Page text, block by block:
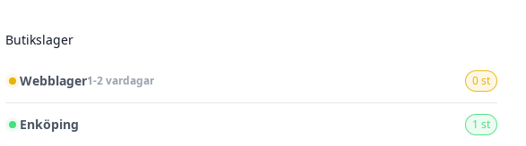
Butikslager
Webblager1-2 vardagar 0 st
Enköping 1 st